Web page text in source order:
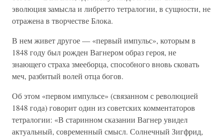
эволюция замысла и либретто тетралогии, в сущности, не
отражена в творчестве Блока.
В нем живет другое — «первый импульс», которым в
1848 году был рожден Вагнером образ героя, не
знающего страха змееборца, способного вновь сковать
меч, разбитый волей отца богов.
Об этом «первом импульсе» (связанном с революцией
1848 года) говорит один из советских комментаторов
тетралогии: «В старинном сказании Вагнер увидел
актуальный, современный смысл. Солнечный Зигфрид,